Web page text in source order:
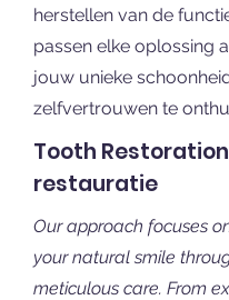
herstellen van de
passen elke oplossing
jouw unieke
zelfvertrouwen te
Tooth
restauratie
Our approach focuses
your natural smile
meticulous care. From